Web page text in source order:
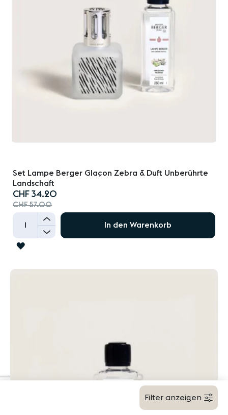
Set Lampe Berger Glaçon Zebra & Duft Unberührte
Landschaft
Special
Price
CHF 34.20
CHF 57.00
+
-
In den Warenkorb
ZUR
Filter anzeigen